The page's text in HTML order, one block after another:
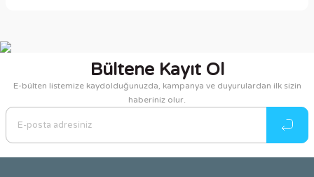
Görüş ve önerileriniz için teşekkür ederiz.
Ürün resmi kalitesiz, bozuk veya görüntülenemiyor.
Ürün açıklamasında eksik bilgiler bulunuyor.
Ürün bilgilerinde hatalar bulunuyor.
Bültene Kayıt Ol
E-bülten listemize kaydolduğunuzda, kampanya ve duyurulardan ilk sizin
haberiniz olur.